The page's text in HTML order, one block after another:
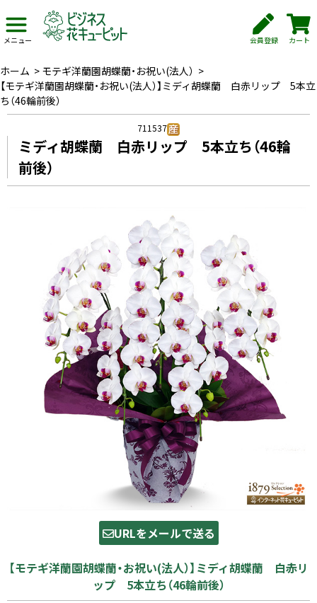
メニュー 会員登録 カート
ホーム > モテギ洋蘭園胡蝶蘭・お祝い(法人） >
【モテギ洋蘭園胡蝶蘭・お祝い(法人）】ミディ胡蝶蘭 白赤リップ 5本立
ち（46輪前後）
711537
ミディ胡蝶蘭 白赤リップ 5本立ち（46輪
前後）
URLをメールで送る
【モテギ洋蘭園胡蝶蘭・お祝い(法人）】ミディ胡蝶蘭 白赤リ
ップ 5本立ち（46輪前後）